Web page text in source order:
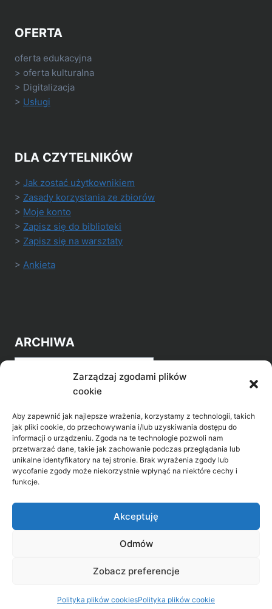
Zarządzaj zgodami plików
cookie
Aby zapewnić jak najlepsze wrażenia, korzystamy z technologii, takich
jak pliki cookie, do przechowywania i/lub uzyskiwania dostępu do
informacji o urządzeniu. Zgoda na te technologie pozwoli nam
przetwarzać dane, takie jak zachowanie podczas przeglądania lub
unikalne identyfikatory na tej stronie. Brak wyrażenia zgody lub
wycofanie zgody może niekorzystnie wpłynąć na niektóre cechy i
funkcje.
Akceptuję
Odmów
Zobacz preferencje
Polityka plików cookiesPolityka plików cookie
OFERTA
oferta edukacyjna
> oferta kulturalna
> Digitalizacja
> Usługi
DLA CZYTELNIKÓW
> Jak zostać użytkownikiem
> Zasady korzystania ze zbiorów
> Moje konto
> Zapisz się do biblioteki
> Zapisz się na warsztaty
> Ankieta
ARCHIWA
Archiwa
POZNAJ LEPIEJ NASZ REGION
>Gołdap Mazurski Zdrój
31, 19-500 Gołdap